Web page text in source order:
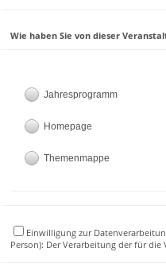
Wie haben Sie von dieser
Jahresprogramm
Homepage
Themenmappe
Einwilligung zur
Person): Der Verarbeitung der für